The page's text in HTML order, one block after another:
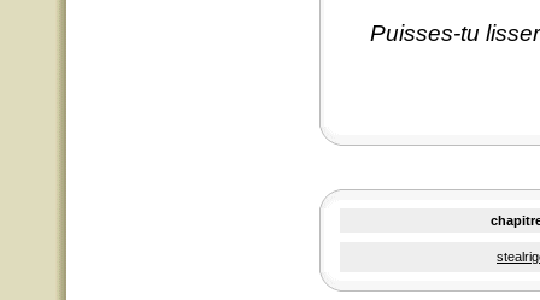
Puisses-tu lisser